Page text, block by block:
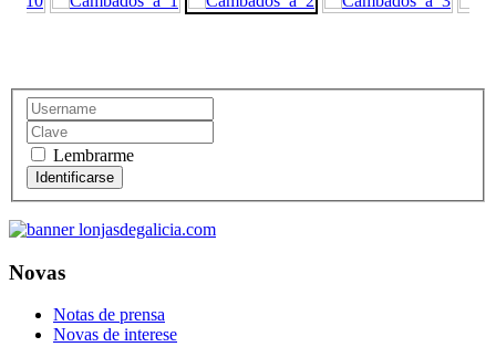
Lembrarme
Novas
Notas de prensa
Novas de interese